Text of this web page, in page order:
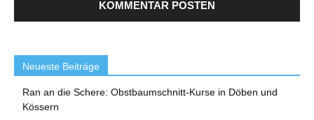
Neueste Beiträge
Ran an die Schere: Obstbaumschnitt-Kurse in Döben und
Kössern